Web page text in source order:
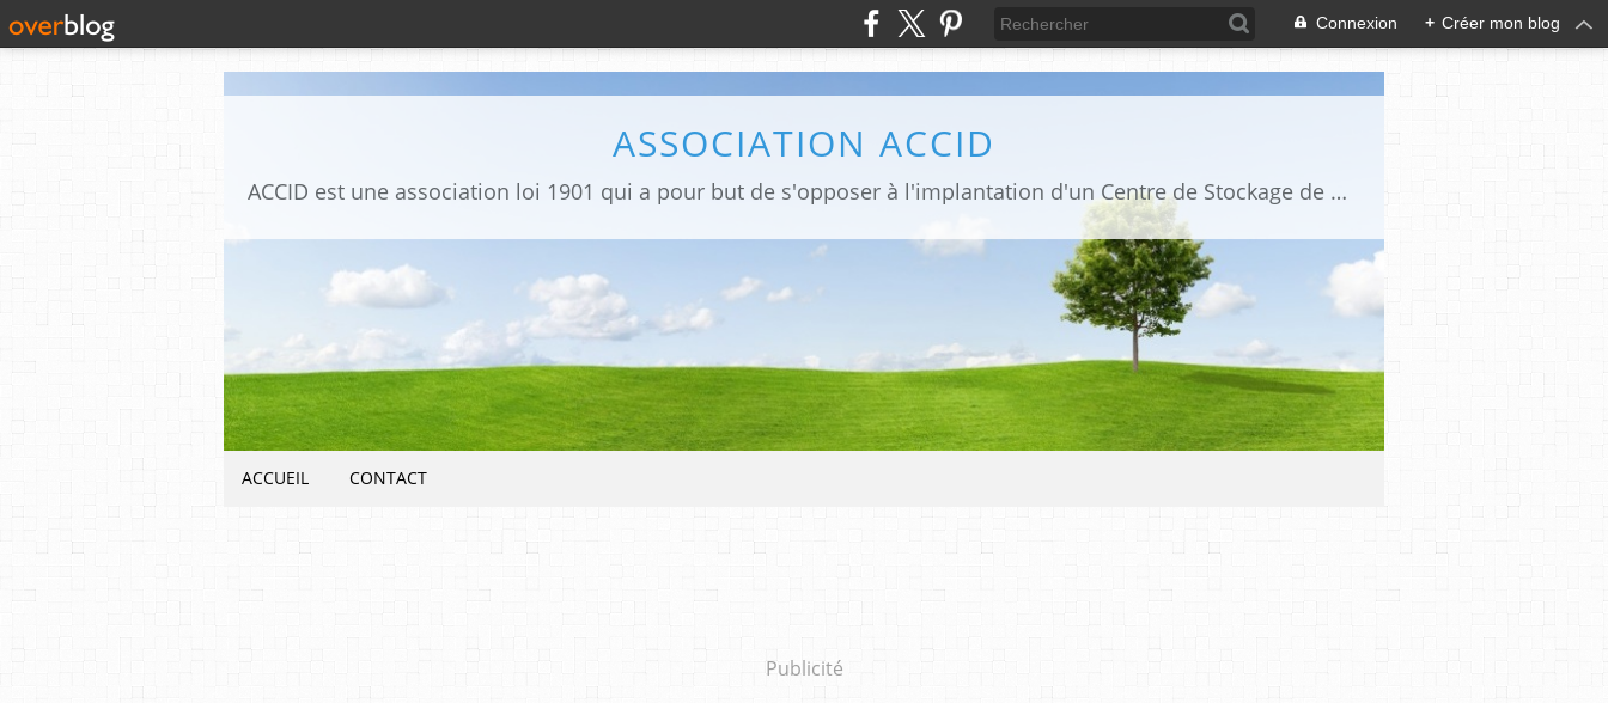
Connexion + Créer mon blog
ASSOCIATION ACCID
ACCID est une association loi 1901 qui a pour but de s'opposer à l'implantation d'un Centre de Stockage de Déchets Ultimes ou à tout autre type de décharge ou de stockages contrôlés
ACCUEIL CONTACT
Publicité